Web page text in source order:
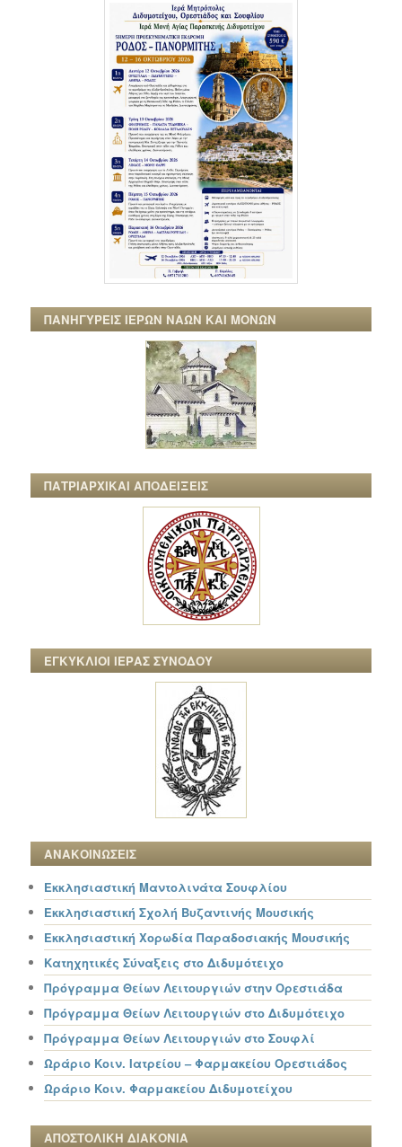
ΠΑΝΗΓΥΡΕΙΣ ΙΕΡΩΝ ΝΑΩΝ ΚΑΙ ΜΟΝΩΝ
ΠΑΤΡΙΑΡΧΙΚΑΙ ΑΠΟΔΕΙΞΕΙΣ
ΕΓΚΥΚΛΙΟΙ ΙΕΡΑΣ ΣΥΝΟΔΟΥ
ΑΝΑΚΟΙΝΩΣΕΙΣ
Εκκλησιαστική Μαντολινάτα Σουφλίου
Εκκλησιαστική Σχολή Βυζαντινής Μουσικής
Εκκλησιαστική Χορωδία Παραδοσιακής Μουσικής
Κατηχητικές Σύναξεις στο Διδυμότειχο
Πρόγραμμα Θείων Λειτουργιών στην Ορεστιάδα
Πρόγραμμα Θείων Λειτουργιών στο Διδυμότειχο
Πρόγραμμα Θείων Λειτουργιών στο Σουφλί
Ωράριο Κοιν. Ιατρείου – Φαρμακείου Ορεστιάδος
Ωράριο Κοιν. Φαρμακείου Διδυμοτείχου
ΑΠΟΣΤΟΛΙΚΗ ΔΙΑΚΟΝΙΑ